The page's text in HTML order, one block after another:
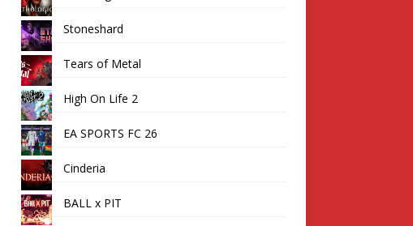
Stoneshard
Tears of Metal
High On Life 2
EA SPORTS FC 26
Cinderia
BALL x PIT